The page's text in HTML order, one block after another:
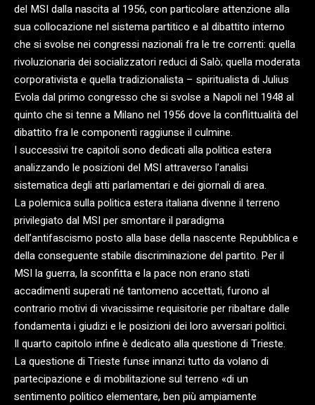
del MSI dalla nascita al 1956, con particolare attenzione alla
sua collocazione nel sistema partitico e al dibattito interno
che si svolse nei congressi nazionali fra le tre correnti: quella
rivoluzionaria dei socializzatori reduci di Salò; quella moderata
corporativista e quella tradizionalista – spiritualista di Julius
Evola dal primo congresso che si svolse a Napoli nel 1948 al
quinto che si tenne a Milano nel 1956 dove la conflittualità del
dibattito fra le componenti raggiunse il culmine.
I successivi tre capitoli sono dedicati alla politica estera
analizzando le posizioni del MSI attraverso l’analisi
sistematica degli atti parlamentari e dei giornali di area.
La polemica sulla politica estera italiana divenne il terreno
privilegiato dal MSI per smontare il paradigma
dell’antifascismo posto alla base della nascente Repubblica e
della conseguente stabile discriminazione del partito. Per il
MSI la guerra, la sconfitta e la pace non erano stati
accadimenti superati né tantomeno accettati, furono al
contrario motivi di vivacissime requisitorie per ribaltare dalle
fondamenta i giudizi e le posizioni dei loro avversari politici.
Il quarto capitolo infine è dedicato alla questione di Trieste.
La questione di Trieste funse innanzi tutto da volano di
partecipazione e di mobilitazione sul terreno «di un
sentimento politico elementare, ben più ampiamente